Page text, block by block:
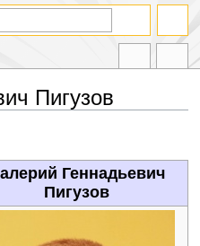
Пигузов
Геннадьевич
Пигузов